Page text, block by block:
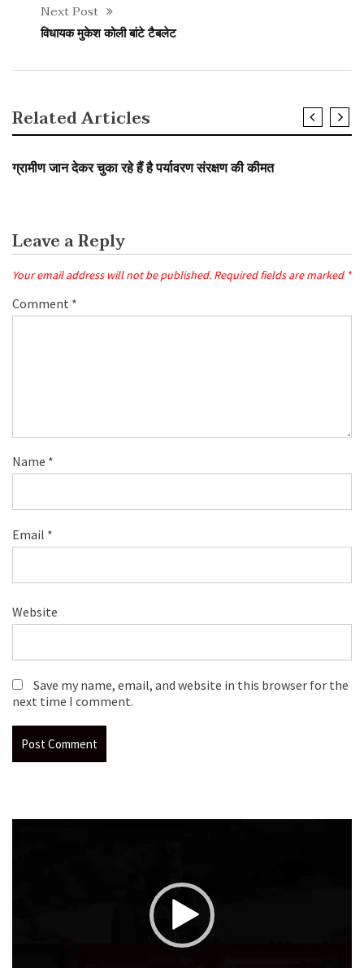
Next Post
विधायक मुकेश कोली बांटे टैबलेट
Related Articles
ग्रामीण जान देकर चुका रहे हैं है पर्यावरण संरक्षण की कीमत
Leave a Reply
Your email address will not be published. Required fields are marked *
Comment *
Name *
Email *
Website
Save my name, email, and website in this browser for the
next time I comment.